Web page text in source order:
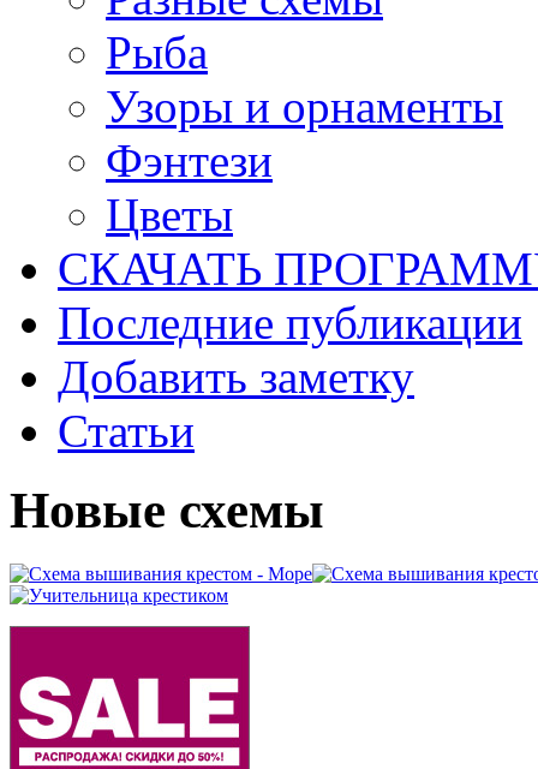
Рыба
Узоры и орнаменты
Фэнтези
Цветы
СКАЧАТЬ
Последние публикации
Добавить заметку
Статьи
Новые схемы